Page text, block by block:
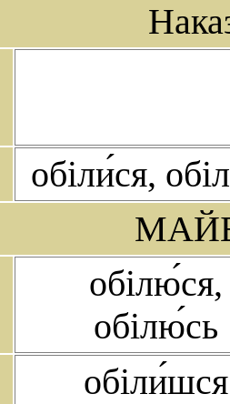
обіли́ся,
обілю́ся,
обілю́сь
обіли́шся